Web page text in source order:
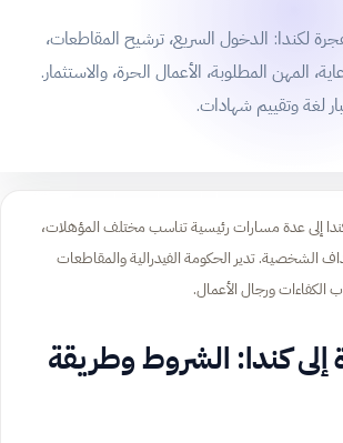
هجرة لكندا: الدخول السريع، ترشيح المقاطعات،
المهن المطلوبة، الأعمال الحرة، والاستثمار.
لغة وتقييم شهادات.
إلى عدة مسارات رئيسية تناسب مختلف المؤهلات،
الشخصية. تدير الحكومة الفيدرالية والمقاطعات
الكفاءات ورجال الأعمال.
إلى كندا: الشروط وطريقة